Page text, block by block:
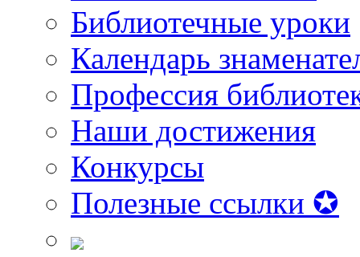
Библиотечные уроки
Календарь
Профессия
Наши достижения
Конкурсы
Полезные ссылки ✪